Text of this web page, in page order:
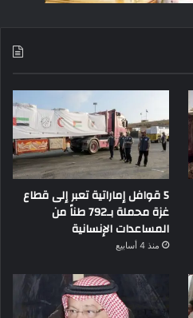
5 قوافل إماراتية تعبر إلى قطاع
غزة محملة بـ792 طناً من
المساعدات الإنسانية
منذ 4 أسابيع